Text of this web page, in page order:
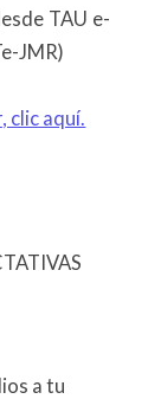
TAU e-
JMR)
clic aquí.
a tu